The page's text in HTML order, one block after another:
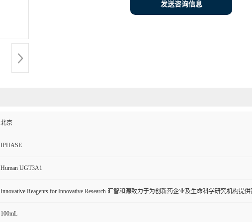
发送咨询信息
北京
IPHASE
Human UGT3A1
Innovative Reagents for Innovative Research 汇智和源致力于为创新药企业及生命科学研究机构提
100mL